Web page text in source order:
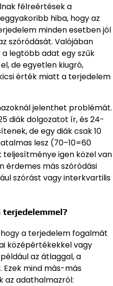
félreértések a
hiba, hogy az
minden esetben jól
szóródását. Valójában
legtöbb adat egy szűk
de egyetlen kiugró,
érték miatt a terjedelem
jelenthet problémát.
diák dolgozatot ír, és 24-
de egy diák csak 10
lesz (70–10=60
igen közel van
érdemes más szóródási
szórást vagy interkvartilis
terjedelemmel?
a terjedelem fogalmát
középértékekkel vagy
az átlaggal, a
Ezek mind más-más
az adathalmazról: